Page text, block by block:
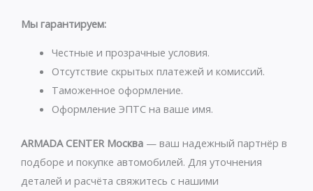
s
p
p
g
a
m
Мы гарантируем:
Честные и прозрачные условия.
Отсутствие скрытых платежей и комиссий.
Таможенное оформление.
Оформление ЭПТС на ваше имя.
ARMADA CENTER Москва — ваш надежный партнёр в
подборе и покупке автомобилей. Для уточнения
деталей и расчёта свяжитесь с нашими